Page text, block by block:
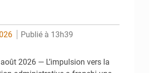
Publié à 13h39
2026 — L’impulsion vers la